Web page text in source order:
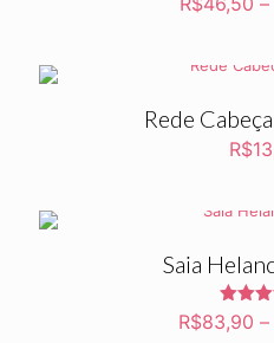
Rede
R$
Saia
R$83,90 –